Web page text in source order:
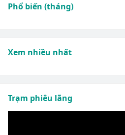
Phổ biến (tháng)
Xem nhiều nhất
Trạm phiêu lãng